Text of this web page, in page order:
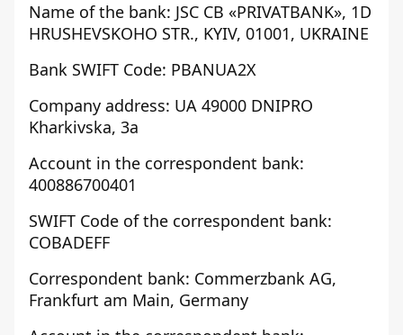
Name of the bank: JSC CB «PRIVATBANK», 1D
HRUSHEVSKOHO STR., KYIV, 01001, UKRAINE
Bank SWIFT Code: PBANUA2X
Company address: UA 49000 DNIPRO
Kharkivska, 3a
Account in the correspondent bank:
400886700401
SWIFT Code of the correspondent bank:
COBADEFF
Correspondent bank: Commerzbank AG,
Frankfurt am Main, Germany